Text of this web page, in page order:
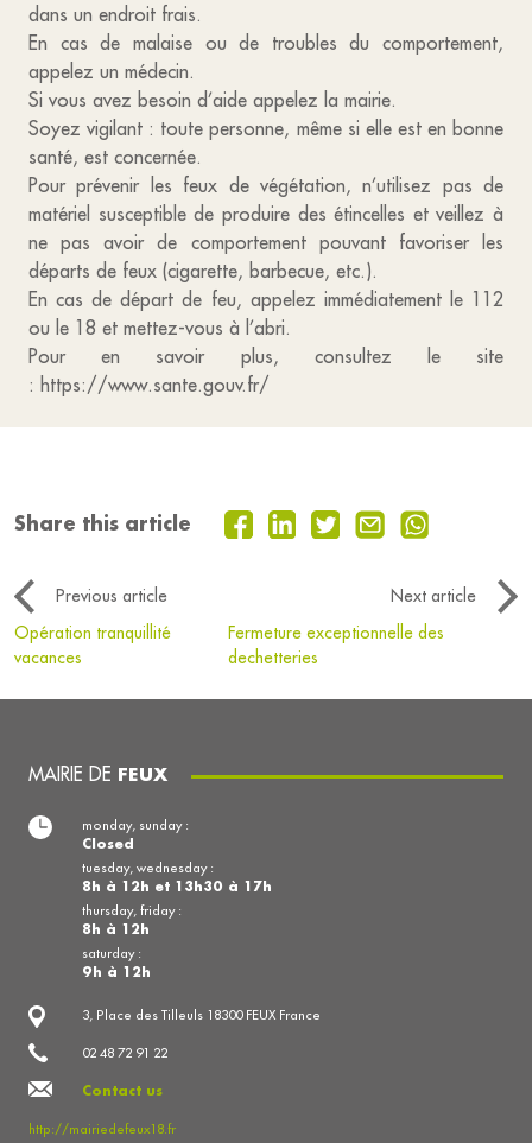
dans un endroit frais.
En cas de malaise ou de troubles du comportement,
appelez un médecin.
Si vous avez besoin d’aide appelez la mairie.
Soyez vigilant : toute personne, même si elle est en bonne
santé, est concernée.
Pour prévenir les feux de végétation, n’utilisez pas de
matériel susceptible de produire des étincelles et veillez à
ne pas avoir de comportement pouvant favoriser les
départs de feux (cigarette, barbecue, etc.).
En cas de départ de feu, appelez immédiatement le 112
ou le 18 et mettez-vous à l’abri.
Pour en savoir plus, consultez le site
: https://www.sante.gouv.fr/
Share this article
Previous article
Next article
Opération tranquillité
vacances
Fermeture exceptionnelle des
dechetteries
MAIRIE DE FEUX
3, Place des Tilleuls 18300 FEUX France
02 48 72 91 22
Contact us
http://mairiedefeux18.fr
monday, sunday :
Closed
tuesday, wednesday :
8h à 12h et 13h30 à 17h
thursday, friday :
8h à 12h
saturday :
9h à 12h